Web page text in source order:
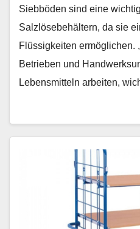
Siebböden sind eine
Salzlösebehältern, da sie
Flüssigkeiten ermöglichen.
Betrieben und
Lebensmitteln arbeiten,